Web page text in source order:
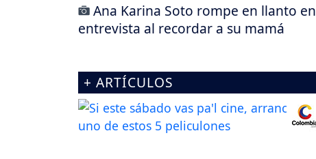
Ana Karina Soto rompe en llanto en
entrevista al recordar a su mamá
+ ARTÍCULOS